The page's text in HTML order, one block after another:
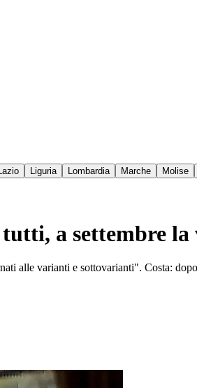
Liguria Lombardia Marche Molise
a settembre la
alle varianti e sottovarianti". Costa: